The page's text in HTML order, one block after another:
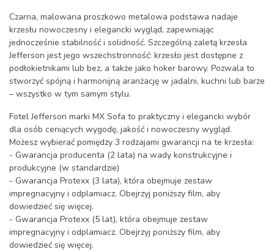
Czarna, malowana proszkowo metalowa podstawa nadaje
krzesłu nowoczesny i elegancki wygląd, zapewniając
jednocześnie stabilność i solidność. Szczególną zaletą krzesła
Jefferson jest jego wszechstronność: krzesło jest dostępne z
podłokietnikami lub bez, a także jako hoker barowy. Pozwala to
stworzyć spójną i harmonijną aranżację w jadalni, kuchni lub barze
– wszystko w tym samym stylu.
Fotel Jefferson marki MX Sofa to praktyczny i elegancki wybór
dla osób ceniących wygodę, jakość i nowoczesny wygląd.
Możesz wybierać pomiędzy 3 rodzajami gwarancji na te krzesła:
- Gwarancja producenta (2 lata) na wady konstrukcyjne i
produkcyjne (w standardzie)
- Gwarancja Protexx (3 lata), która obejmuje zestaw
impregnacyjny i odplamiacz. Obejrzyj poniższy film, aby
dowiedzieć się więcej.
- Gwarancja Protexx (5 lat), która obejmuje zestaw
impregnacyjny i odplamiacz. Obejrzyj poniższy film, aby
dowiedzieć się więcej.